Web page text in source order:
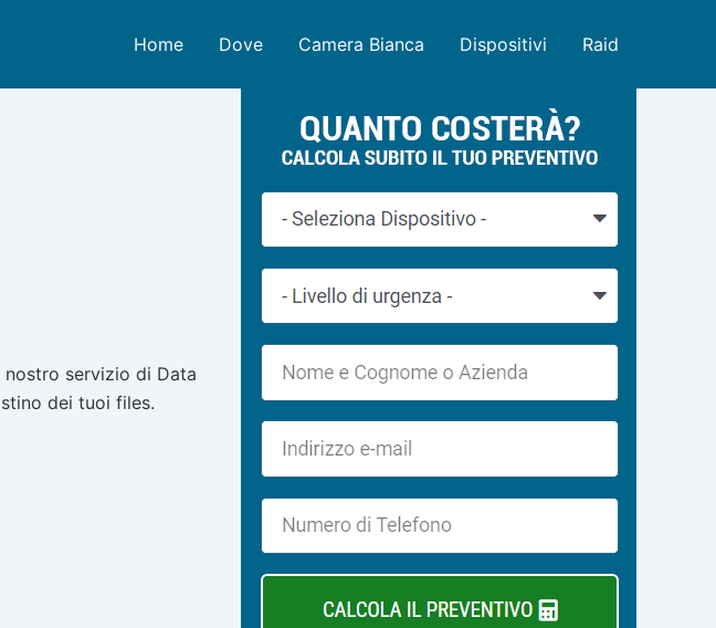
Home Dove Camera Bianca Dispositivi Raid
nostro servizio di Data
dei tuoi files.